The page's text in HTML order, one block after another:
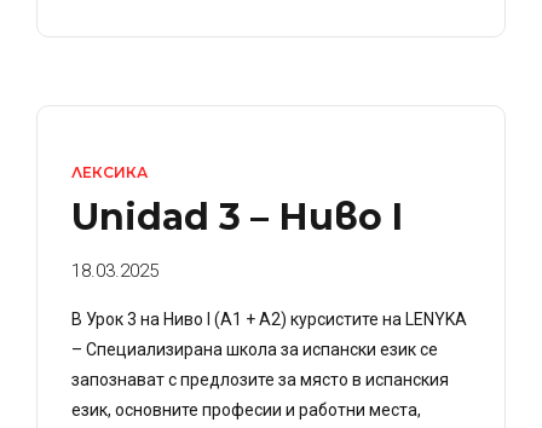
ЛЕКСИКА
Unidad 3 – Ниво I
18.03.2025
В Урок 3 на Ниво I (A1 + A2) курсистите на LENYKA
– Специализирана школа за испански език се
запознават с предлозите за място в испанския
език, основните професии и работни места,